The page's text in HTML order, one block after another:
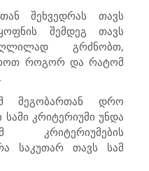
შეხვედრას თავს
შემდეგ თავს
გრძნობთ,
როგორ და რატომ
მეგობართან დრო
კრიტერიუმი უნდა
კრიტერიუმების
საკუთარ თავს სამ